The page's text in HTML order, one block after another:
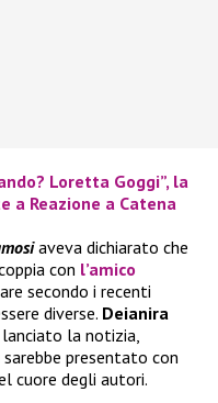
Loretta Goggi”, la
a Reazione a Catena
aveva dichiarato che
con l’amico
secondo i recenti
diverse. Deianira
la notizia,
sarebbe presentato con
cuore degli autori.